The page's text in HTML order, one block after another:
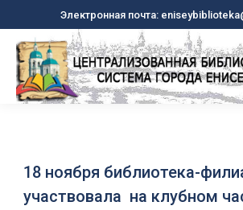
Электронная почта:
18 ноября библиотека-
участвовала на клубном